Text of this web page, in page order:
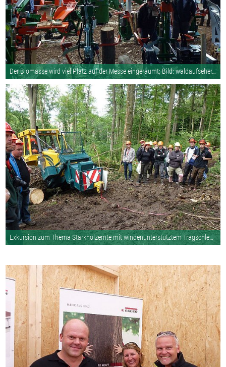
Der Biomasse wird viel Platz auf der Messe eingeräumt; Bild: waldaufseher.org
Exkursion zum Thema Starkholzernte mit windenunterstütztem Tragschlepper; Bild: waldaufseher.org